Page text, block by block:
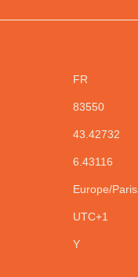
FR
83550
43.42732
6.43116
Europe/Paris
UTC+1
Y